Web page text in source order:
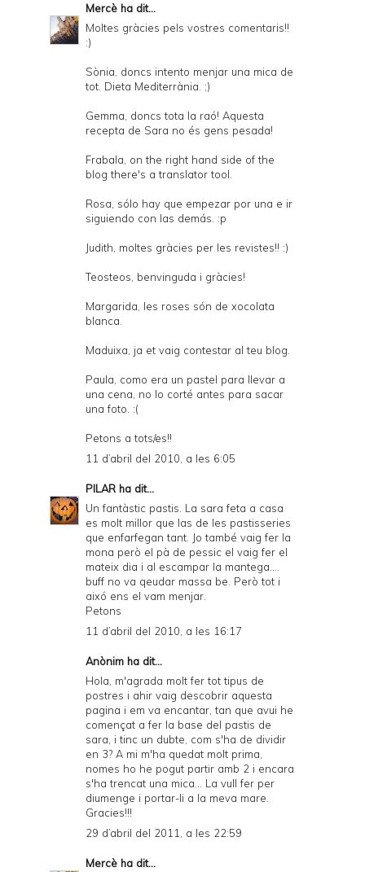
Mercè ha dit...
Moltes gràcies pels vostres comentaris!!
:)
Sònia, doncs intento menjar una mica de
tot. Dieta Mediterrània. ;)
Gemma, doncs tota la raó! Aquesta
recepta de Sara no és gens pesada!
Frabala, on the right hand side of the
blog there's a translator tool.
Rosa, sólo hay que empezar por una e ir
siguiendo con las demás. :p
Judith, moltes gràcies per les revistes!! :)
Teosteos, benvinguda i gràcies!
Margarida, les roses són de xocolata
blanca.
Maduixa, ja et vaig contestar al teu blog.
Paula, como era un pastel para llevar a
una cena, no lo corté antes para sacar
una foto. :(
Petons a tots/es!!
11 d’abril del 2010, a les 6:05
PILAR ha dit...
Un fantàstic pastis. La sara feta a casa
es molt millor que las de les pastisseries
que enfarfegan tant. Jo també vaig fer la
mona però el pà de pessic el vaig fer el
mateix dia i al escampar la mantega....
buff no va qeudar massa be. Però tot i
aixó ens el vam menjar.
Petons
11 d’abril del 2010, a les 16:17
Anònim ha dit...
Hola, m'agrada molt fer tot tipus de
postres i ahir vaig descobrir aquesta
pagina i em va encantar, tan que avui he
començat a fer la base del pastis de
sara, i tinc un dubte, com s'ha de dividir
en 3? A mi m'ha quedat molt prima,
nomes ho he pogut partir amb 2 i encara
s'ha trencat una mica... La vull fer per
diumenge i portar-li a la meva mare.
Gracies!!!
29 d’abril del 2011, a les 22:59
Mercè ha dit...